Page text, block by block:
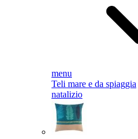
menu
Teli mare e da spiaggia
natalizio